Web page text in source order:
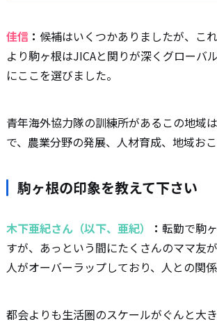
佳信 ： 候補はいくつかありましたが、こ
より駒ヶ根はJICAと関りが深くグローバ
にここを選びました。
青年海外協力隊の訓練所があるこの地域
で、農業分野の発展、人材育成、地域お
駒ヶ根の印象を教えて下さい
木下亜紀さん（以下、亜紀） ： 転勤で駒
すが、あっという間にたくさんのママ友
人がオーバーラップしており、人との関
都会よりも生活圏のスケールがぐんと大